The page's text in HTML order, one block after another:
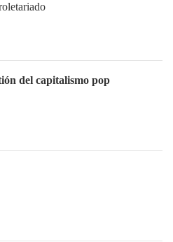
del capitalismo pop